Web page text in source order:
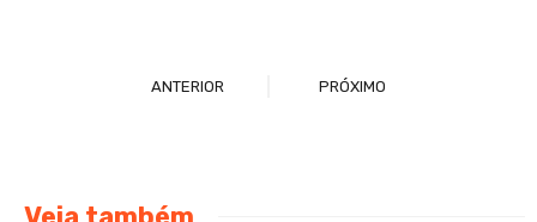
ANTERIOR PRÓXIMO